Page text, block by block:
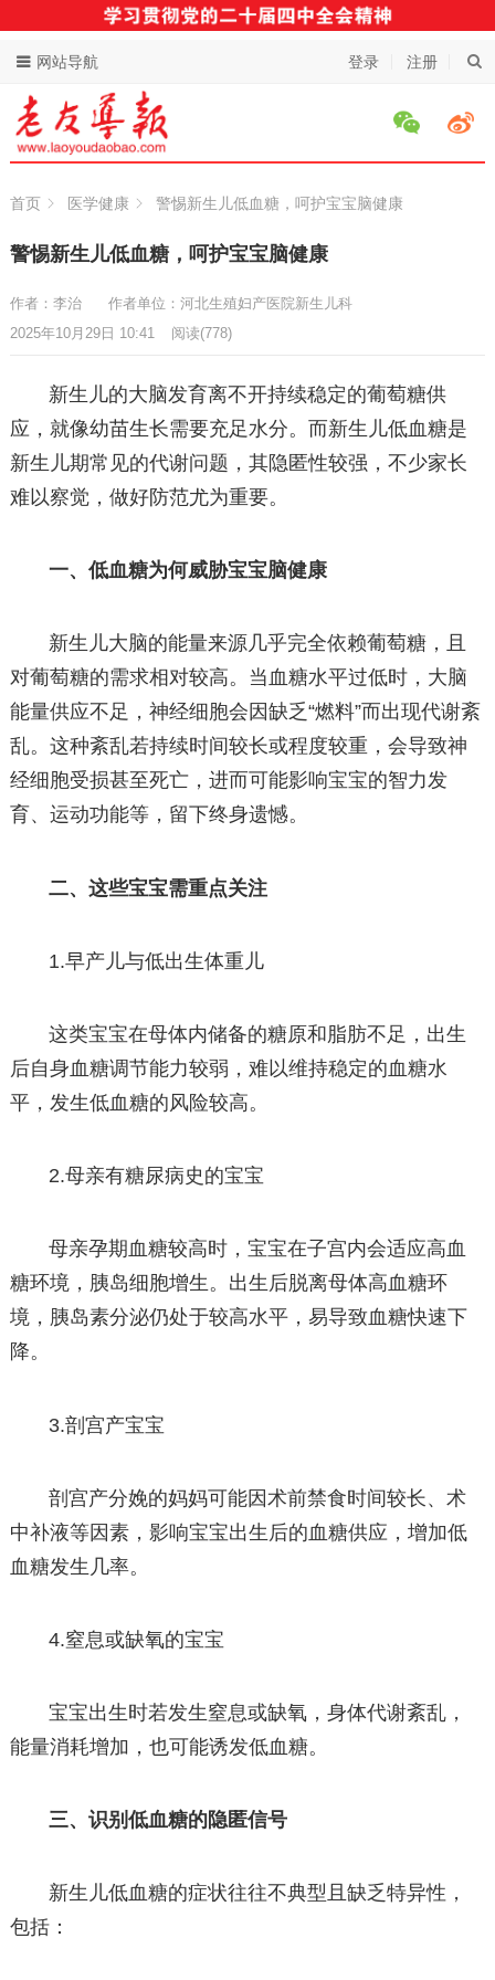
登录 注册
网站导航
首页 医学健康 警惕新生儿低血糖，呵护宝宝脑健康
警惕新生儿低血糖，呵护宝宝脑健康
作者：李治
作者单位：河北生殖妇产医院新生儿科
2025年10月29日 10:41
阅读(778)
新生儿的大脑发育离不开持续稳定的葡萄糖供
应，就像幼苗生长需要充足水分。而新生儿低血糖是
新生儿期常见的代谢问题，其隐匿性较强，不少家长
难以察觉，做好防范尤为重要。
一、低血糖为何威胁宝宝脑健康
新生儿大脑的能量来源几乎完全依赖葡萄糖，且
对葡萄糖的需求相对较高。当血糖水平过低时，大脑
能量供应不足，神经细胞会因缺乏“燃料”而出现代谢紊
乱。这种紊乱若持续时间较长或程度较重，会导致神
经细胞受损甚至死亡，进而可能影响宝宝的智力发
育、运动功能等，留下终身遗憾。
二、这些宝宝需重点关注
1.早产儿与低出生体重儿
这类宝宝在母体内储备的糖原和脂肪不足，出生
后自身血糖调节能力较弱，难以维持稳定的血糖水
平，发生低血糖的风险较高。
2.母亲有糖尿病史的宝宝
母亲孕期血糖较高时，宝宝在子宫内会适应高血
糖环境，胰岛细胞增生。出生后脱离母体高血糖环
境，胰岛素分泌仍处于较高水平，易导致血糖快速下
降。
3.剖宫产宝宝
剖宫产分娩的妈妈可能因术前禁食时间较长、术
中补液等因素，影响宝宝出生后的血糖供应，增加低
血糖发生几率。
4.窒息或缺氧的宝宝
宝宝出生时若发生窒息或缺氧，身体代谢紊乱，
能量消耗增加，也可能诱发低血糖。
三、识别低血糖的隐匿信号
新生儿低血糖的症状往往不典型且缺乏特异性，
包括：